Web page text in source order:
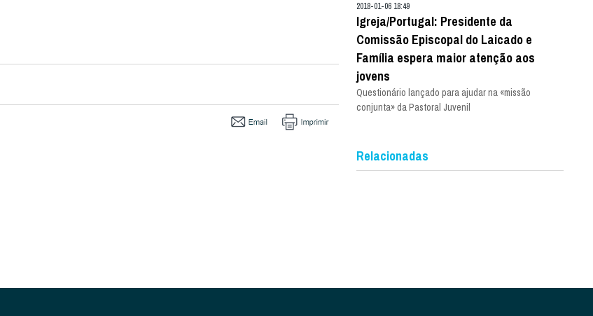
2018-01-06 18:49
Igreja/Portugal: Presidente da
Comissão Episcopal do Laicado e
Família espera maior atenção aos
jovens
Questionário lançado para ajudar na «missão
conjunta» da Pastoral Juvenil
Relacionadas